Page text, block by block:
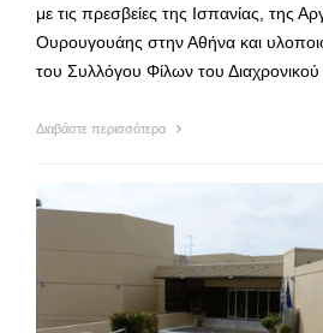
με τις πρεσβείες της Ισπανίας, της
Ουρουγουάης στην Αθήνα και
του Συλλόγου Φίλων του
Διαβάστε περισσότερα